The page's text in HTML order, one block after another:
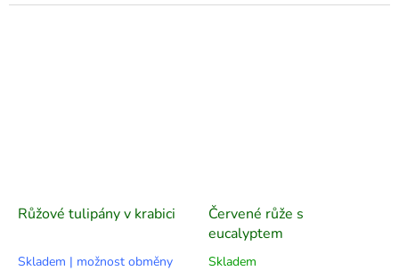
Růžové tulipány v krabici
Skladem | možnost obměny
Červené růže s
eucalyptem
Skladem